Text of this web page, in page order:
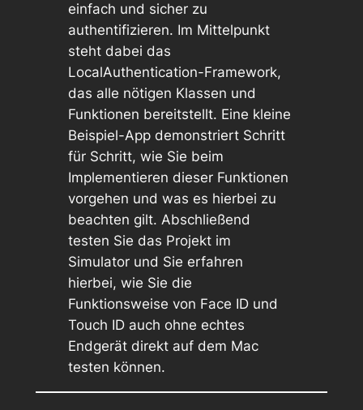
einfach und sicher zu
authentifizieren. Im Mittelpunkt
steht dabei das
LocalAuthentication-Framework,
das alle nötigen Klassen und
Funktionen bereitstellt. Eine kleine
Beispiel-App demonstriert Schritt
für Schritt, wie Sie beim
Implementieren dieser Funktionen
vorgehen und was es hierbei zu
beachten gilt. Abschließend
testen Sie das Projekt im
Simulator und Sie erfahren
hierbei, wie Sie die
Funktionsweise von Face ID und
Touch ID auch ohne echtes
Endgerät direkt auf dem Mac
testen können.